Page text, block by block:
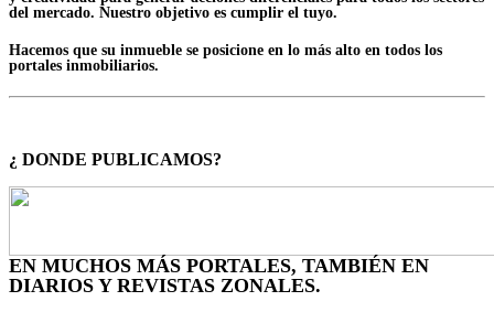
del mercado. Nuestro objetivo es cumplir el tuyo.
Hacemos que su inmueble se posicione en lo más alto en todos los
portales inmobiliarios.
¿ DONDE PUBLICAMOS?
EN MUCHOS MÁS PORTALES, TAMBIÉN EN
DIARIOS Y REVISTAS ZONALES.